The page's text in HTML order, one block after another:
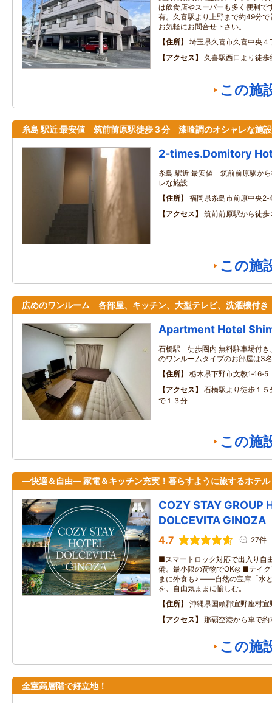
は飲食店やスーパーも多く便利で
有。久喜駅より上野まで約49分
お気軽にお問合せ下さい。
住所
埼玉県久喜市久喜中央４
アクセス
久喜駅西口より徒歩
この施
糸島 駅近 最安値 筑前前原駅徒歩３分 漆喰調のオシャレな施設
2-times.Domitory
糸島 駅近 最安値 筑前前原駅か
レな施設
住所
福岡県糸島市前原中央
アクセス
筑前前原駅から徒歩
この施
広めのワンルーム 各部屋、キッチン、大型テレビ、洗濯機付き
Apartment Hotel
石橋駅 徒歩圏内 無料駐車場付き
のワンルームタイプのお部屋は3
住所
栃木県下野市文教1‐16‐5
アクセス
石橋駅より徒歩１
で１３分
この施
―快適＆自由― 家電＆キッチン充実！暮らすように旅するホテル
COZY STAY GROUP
DOLCEVITA GINOZA
4.7 27件
■スマートロック対応で出入り自
備。最小限の荷物でOK◎ ■テイ
まに外食も♪ ――自然の宝庫「水
を、自由気ままに愉しむ。
住所
沖縄県国頭郡宜野座村
アクセス
那覇空港から車で
この施
全室高層階で好立地！